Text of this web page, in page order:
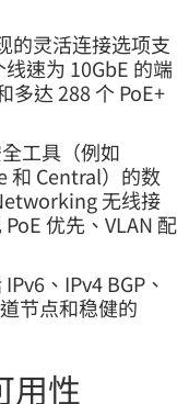
的灵活连接选项支
速为 10GbE 的端
多达 288 个 PoE+
工具（例如
和 Central）的数
无线接
优先、VLAN 配
、IPv4 BGP、
节点和稳健的
用性